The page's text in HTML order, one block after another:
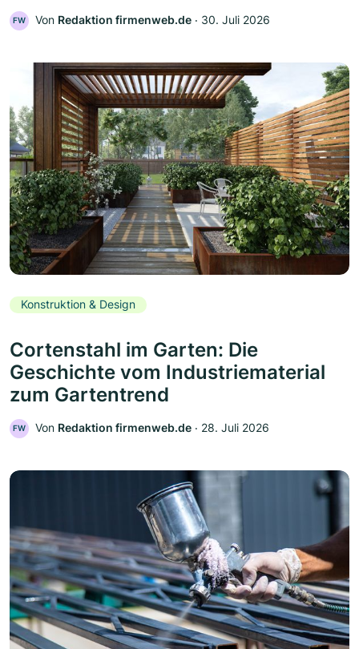
FW Von Redaktion firmenweb.de ‧ 30. Juli 2026
Konstruktion & Design
Cortenstahl im Garten: Die
Geschichte vom Industriematerial
zum Gartentrend
FW Von Redaktion firmenweb.de ‧ 28. Juli 2026